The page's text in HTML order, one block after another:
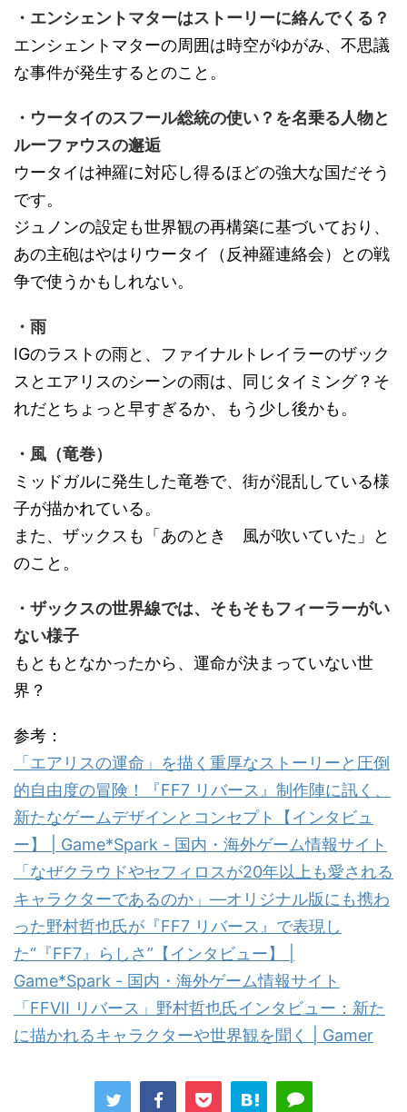
・エンシェントマターはストーリーに絡んでくる？
エンシェントマターの周囲は時空がゆがみ、不思議
な事件が発生するとのこと。
・ウータイのスフール総統の使い？を名乗る人物と
ルーファウスの邂逅
ウータイは神羅に対応し得るほどの強大な国だそう
です。
ジュノンの設定も世界観の再構築に基づいており、
あの主砲はやはりウータイ（反神羅連絡会）との戦
争で使うかもしれない。
・雨
IGのラストの雨と、ファイナルトレイラーのザック
スとエアリスのシーンの雨は、同じタイミング？そ
れだとちょっと早すぎるか、もう少し後かも。
・風（竜巻）
ミッドガルに発生した竜巻で、街が混乱している様
子が描かれている。
また、ザックスも「あのとき 風が吹いていた」と
のこと。
・ザックスの世界線では、そもそもフィーラーがい
ない様子
もともとなかったから、運命が決まっていない世
界？
参考：
「エアリスの運命」を描く重厚なストーリーと圧倒
的自由度の冒険！『FF7 リバース』制作陣に訊く、
新たなゲームデザインとコンセプト【インタビュ
ー】 | Game*Spark - 国内・海外ゲーム情報サイト
「なぜクラウドやセフィロスが20年以上も愛される
キャラクターであるのか」―オリジナル版にも携わ
った野村哲也氏が『FF7 リバース』で表現し
た“『FF7』らしさ”【インタビュー】 |
Game*Spark - 国内・海外ゲーム情報サイト
「FFVII リバース」野村哲也氏インタビュー：新た
に描かれるキャラクターや世界観を聞く | Gamer